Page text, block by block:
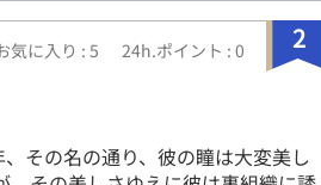
2
気に入り : 5 24h.ポイント : 0
その名の通り、彼の瞳は大変美し